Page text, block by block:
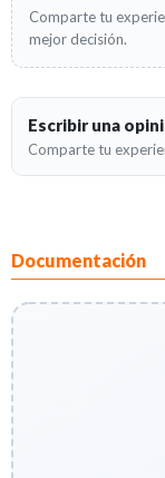
Comparte tu
mejor decisión.
Escribir una
Comparte tu
Documentación